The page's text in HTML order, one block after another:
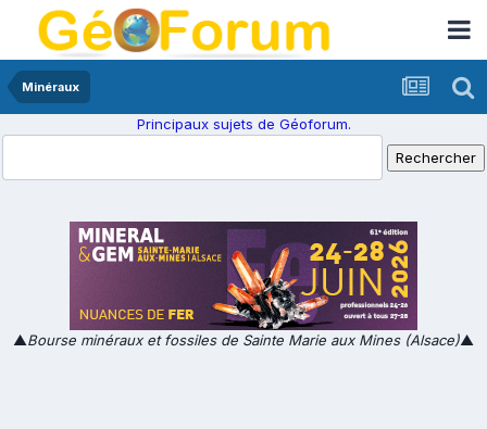
Minéraux
Principaux sujets de Géoforum.
▲Bourse minéraux et fossiles de Sainte Marie aux Mines (Alsace)▲